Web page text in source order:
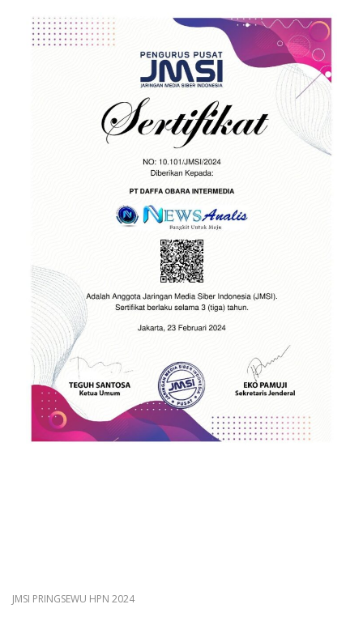
JMSI PRINGSEWU HPN 2024